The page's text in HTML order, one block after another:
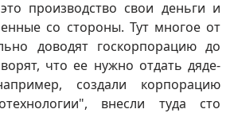
производство свои деньги и
со стороны. Тут многое от
доводят госкорпорацию до
что ее нужно отдать дяде-
создали корпорацию
внесли туда сто